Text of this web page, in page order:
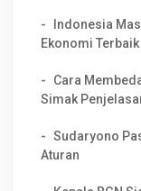
Indonesia
Ekonomi Terbaik
Cara
Simak
Sudaryono
Aturan